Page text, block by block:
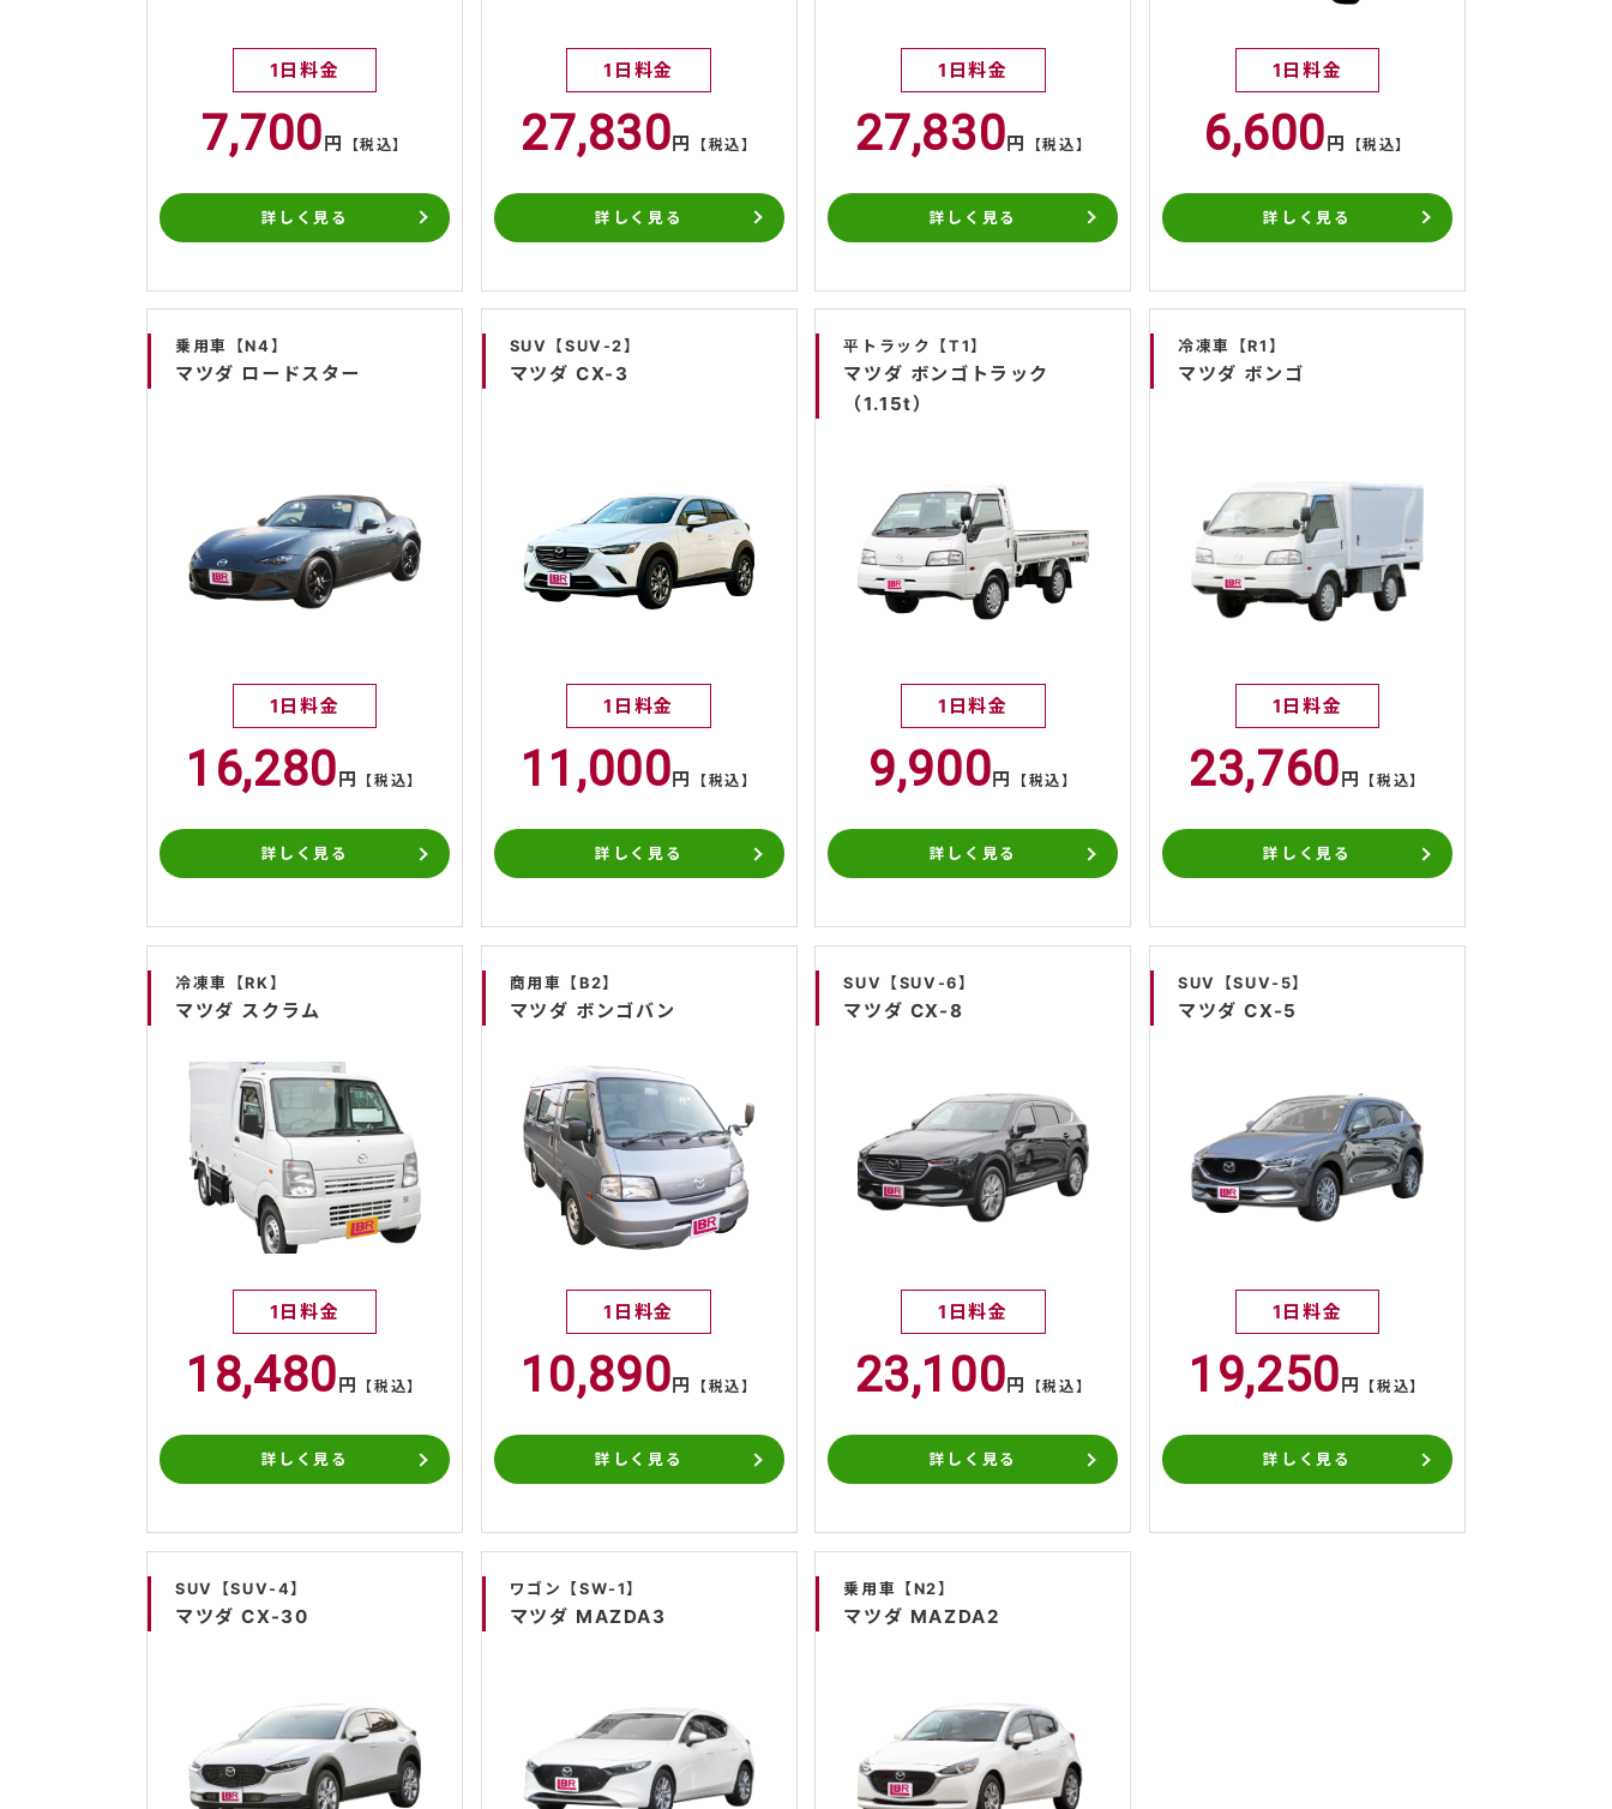
1日料金
7,700円 【税込】
詳しく見る
1日料金
27,830円 【税込】
詳しく見る
1日料金
27,830円 【税込】
詳しく見る
1日料金
6,600円 【税込】
詳しく見る
乗用車【N4】
マツダ ロードスター
1日料金
16,280円 【税込】
詳しく見る
SUV【SUV-2】
マツダ CX-3
1日料金
11,000円 【税込】
詳しく見る
平トラック【T1】
マツダ ボンゴトラック
（1.15t）
1日料金
9,900円 【税込】
詳しく見る
冷凍車【R1】
マツダ ボンゴ
1日料金
23,760円 【税込】
詳しく見る
冷凍車【RK】
マツダ スクラム
1日料金
18,480 円 【税込】
詳しく見る
商用車【B2】
マツダ ボンゴバン
1日料金
10,890 円 【税込】
詳しく見る
SUV【SUV-6】
マツダ CX-8
1日料金
23,100 円 【税込】
詳しく見る
SUV【SUV-5】
マツダ CX-5
1日料金
19,250 円 【税込】
詳しく見る
SUV【SUV-4】
マツダ CX-30
ワゴン【SW-1】
マツダ MAZDA3
乗用車【N2】
マツダ MAZDA2